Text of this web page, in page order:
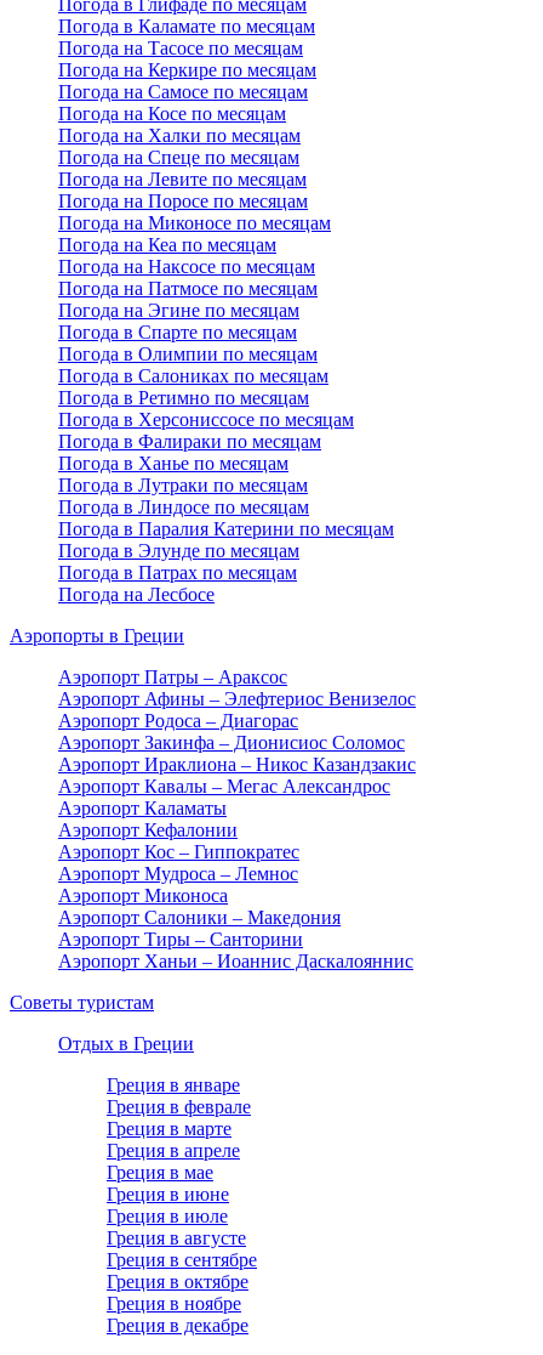
Погода в Глифаде по месяцам
Погода в Каламате по месяцам
Погода на Тасосе по месяцам
Погода на Керкире по месяцам
Погода на Самосе по месяцам
Погода на Косе по месяцам
Погода на Халки по месяцам
Погода на Спеце по месяцам
Погода на Левите по месяцам
Погода на Поросе по месяцам
Погода на Миконосе по месяцам
Погода на Кеа по месяцам
Погода на Наксосе по месяцам
Погода на Патмосе по месяцам
Погода на Эгине по месяцам
Погода в Спарте по месяцам
Погода в Олимпии по месяцам
Погода в Салониках по месяцам
Погода в Ретимно по месяцам
Погода в Херсониссосе по месяцам
Погода в Фалираки по месяцам
Погода в Ханье по месяцам
Погода в Лутраки по месяцам
Погода в Линдосе по месяцам
Погода в Паралия Катерини по месяцам
Погода в Элунде по месяцам
Погода в Патрах по месяцам
Погода на Лесбосе
Аэропорты в Греции
Аэропорт Патры – Араксос
Аэропорт Афины – Элефтериос Венизелос
Аэропорт Родоса – Диагорас
Аэропорт Закинфа – Дионисиос Соломос
Аэропорт Ираклиона – Никос Казандзакис
Аэропорт Кавалы – Мегас Александрос
Аэропорт Каламаты
Аэропорт Кефалонии
Аэропорт Кос – Гиппократес
Аэропорт Мудроса – Лемнос
Аэропорт Миконоса
Аэропорт Салоники – Македония
Аэропорт Тиры – Санторини
Аэропорт Ханьи – Иоаннис Даскалояннис
Советы туристам
Отдых в Греции
Греция в январе
Греция в феврале
Греция в марте
Греция в апреле
Греция в мае
Греция в июне
Греция в июле
Греция в августе
Греция в сентябре
Греция в октябре
Греция в ноябре
Греция в декабре